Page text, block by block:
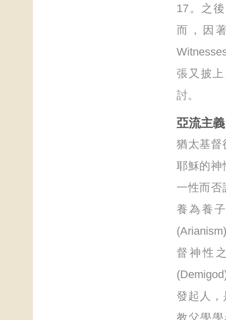
17。之
而，因
張又披
討。
亞流主義
猶太基督
耶穌的
一性而否
養為養
督神性
發起人